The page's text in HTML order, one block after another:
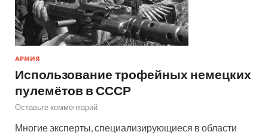
АРМИЯ
Использование трофейных немецких
пулемётов в СССР
Оставьте комментарий
Многие эксперты, специализирующиеся в области